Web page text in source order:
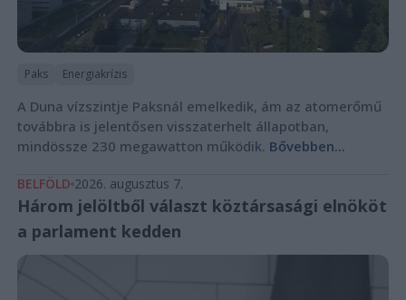
Paks Energiakrízis
A Duna vízszintje Paksnál emelkedik, ám az atomerőmű
továbbra is jelentősen visszaterhelt állapotban,
mindössze 230 megawatton működik. Bővebben...
BELFÖLD 2026. augusztus 7.
Három jelöltből választ köztársasági elnököt
a parlament kedden